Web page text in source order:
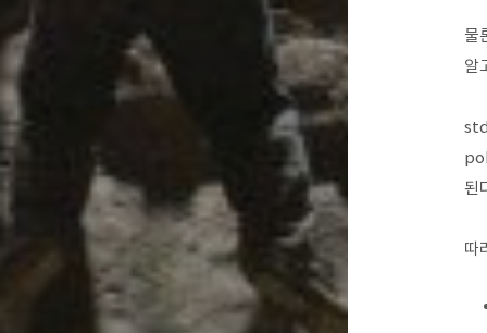
물
알
된
따